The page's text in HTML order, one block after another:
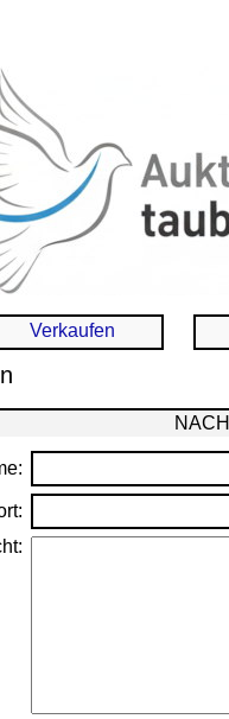
Verkaufen